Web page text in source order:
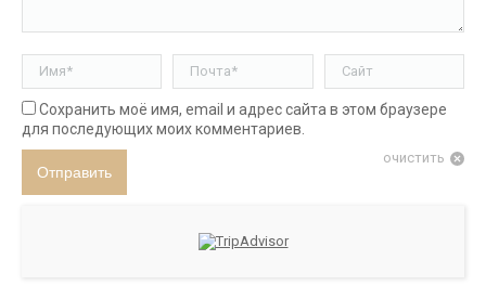
Имя * Почта * Сайт
Сохранить моё имя, email и адрес сайта в этом браузере
для последующих моих комментариев.
очистить
Отправить